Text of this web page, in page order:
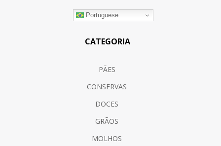
Portuguese
CATEGORIA
PÃES
CONSERVAS
DOCES
GRÃOS
MOLHOS